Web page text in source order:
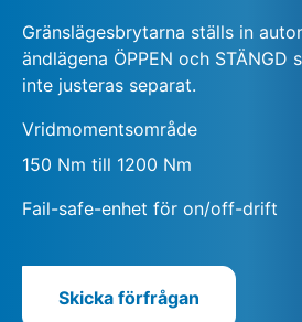
Gränslägesbrytarna ställs in
ändlägena ÖPPEN och STÄNGD
inte justeras separat.
Vridmomentsområde
150 Nm till 1200 Nm
Fail-safe-enhet för on/off-drift
Skicka förfrågan